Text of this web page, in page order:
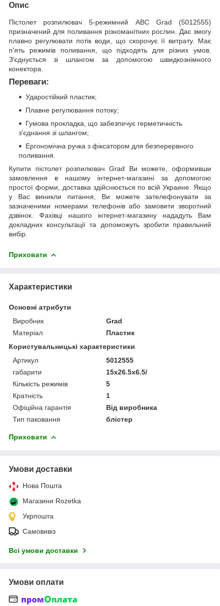
Опис
Пістолет розпилювач 5-режимний АВС Grad (5012555)
призначений для поливання різноманітних рослин. Дає змогу
плавно регулювати потік води, що скорочує її витрату. Має
п'ять режимів поливання, що підходять для різних умов.
З'єднується зі шлангом за допомогою швидкознімного
конектора.
Переваги:
Ударостійкий пластик;
Плавне регулювання потоку;
Гумова прокладка, що забезпечує герметичність
з'єднання зі шлангом;
Ергономічна ручка з фіксатором для безперервного
поливання.
Купити пістолет розпилювач Grad Ви можете, оформивши
замовлення в нашому інтернет-магазині за допомогою
простої форми, доставка здійснюється по всій Украине. Якщо
у Вас виникли питання, Ви можете зателефонувати за
зазначеними номерами телефонів або замовити зворотний
дзвінок. Фахівці нашого інтернет-магазину нададуть Вам
докладних консультації та допоможуть зробити правильний
вибір.
Приховати
Характеристики
Основні атрибути
Виробник
Grad
Матеріал
Пластик
Користувальницькі характеристики
Артикул
5012555
габарити
15x26.5x6.5/
Кількість режимів
5
Кратність
1
Офіційна гарантія
Від виробника
Тип паковання
блістер
Приховати
Умови доставки
Нова Пошта
Магазини Rozetka
Укрпошта
Самовивіз
Всі умови доставки
Умови оплати